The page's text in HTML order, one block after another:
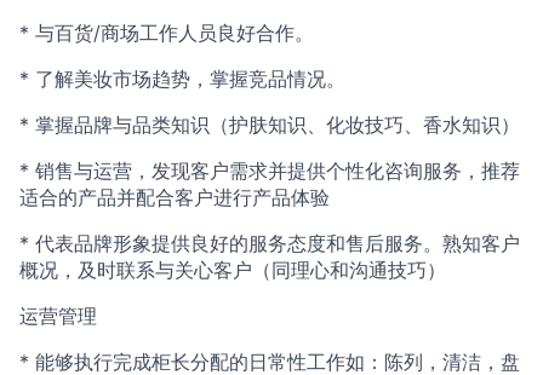
* 与百货/商场工作人员良好合作。
* 了解美妆市场趋势，掌握竞品情况。
* 掌握品牌与品类知识（护肤知识、化妆技巧、香水知识）
* 销售与运营，发现客户需求并提供个性化咨询服务，推荐
适合的产品并配合客户进行产品体验
* 代表品牌形象提供良好的服务态度和售后服务。熟知客户
概况，及时联系与关心客户（同理心和沟通技巧）
运营管理
* 能够执行完成柜长分配的日常性工作如：陈列，清洁，盘